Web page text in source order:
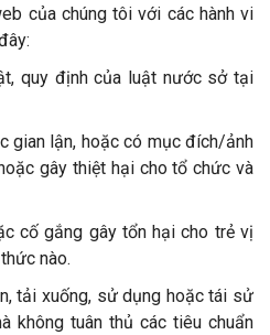
của chúng tôi với các hành vi
quy định của luật nước sở tại
gian lận, hoặc có mục đích/ảnh
gây thiệt hại cho tổ chức và
cố gắng gây tổn hại cho trẻ vị
nào.
tải xuống, sử dụng hoặc tái sử
không tuân thủ các tiêu chuẩn